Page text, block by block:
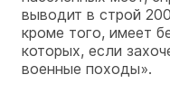
выводит в строй
кроме того, имеет
которых, если
военные походы».